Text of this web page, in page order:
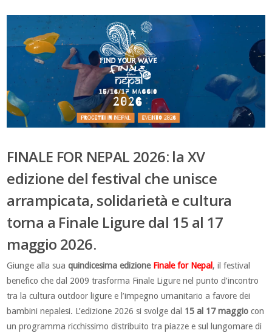
FINALE FOR NEPAL 2026: la XV
edizione del festival che unisce
arrampicata, solidarietà e cultura
torna a Finale Ligure dal 15 al 17
maggio 2026.
Giunge alla suaquindicesima edizione Finale for Nepal , il festival
benefico che dal 2009 trasforma Finale Ligure nel punto d’incontro
tra la cultura outdoor ligure e l’impegno umanitario a favore dei
bambini nepalesi. L’edizione 2026 si svolge dal 15 al 17 maggio con
un programma ricchissimo distribuito tra piazze e sul lungomare di